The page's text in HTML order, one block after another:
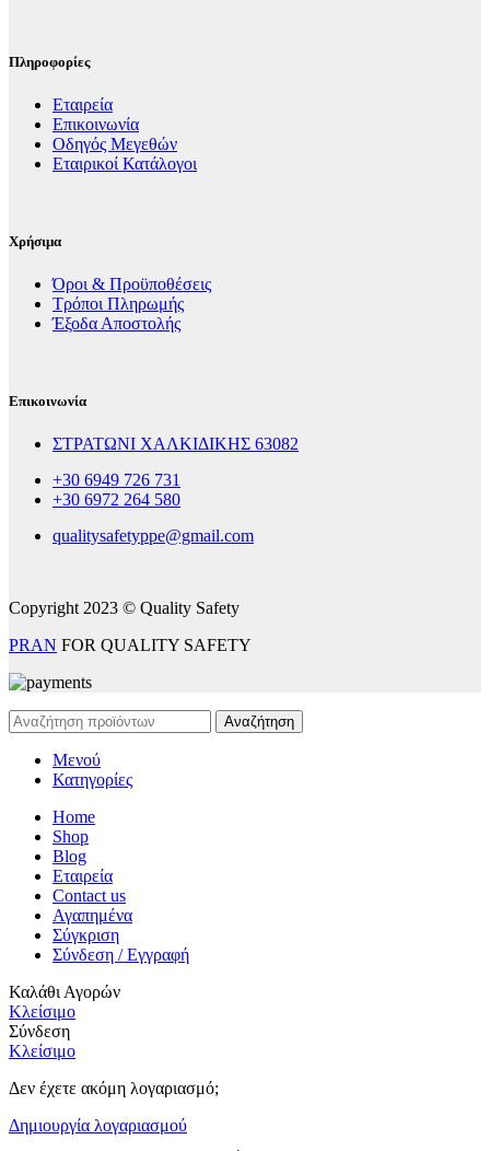
Πληροφορίες
Εταιρεία
Επικοινωνία
Οδηγός Μεγεθών
Εταιρικοί Κατάλογοι
Χρήσιμα
Όροι & Προϋποθέσεις
Τρόποι Πληρωμής
Έξοδα Αποστολής
Επικοινωνία
ΣΤΡΑΤΩΝΙ ΧΑΛΚΙΔΙΚΗΣ 63082
+30 6949 726 731
+30 6972 264 580
qualitysafetyppe@gmail.com
Copyright 2023 © Quality Safety
PRAN FOR QUALITY SAFETY
Αναζήτηση
Μενού
Κατηγορίες
Home
Shop
Blog
Εταιρεία
Contact us
Αγαπημένα
Σύγκριση
Σύνδεση / Εγγραφή
Καλάθι Αγορών
Κλείσιμο
Σύνδεση
Κλείσιμο
Δεν έχετε ακόμη λογαριασμό;
Δημιουργία λογαριασμού